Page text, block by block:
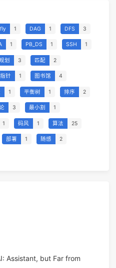
1 DAG 1 DFS 3
1 PB_DS 1 SSH 1
划 3 匹配 2
针 1 图书馆 4
1 平衡树 1 排序 2
3 最小割 1
1 码风 1 算法 25
部署 1 随感 2
Assistant, but Far from